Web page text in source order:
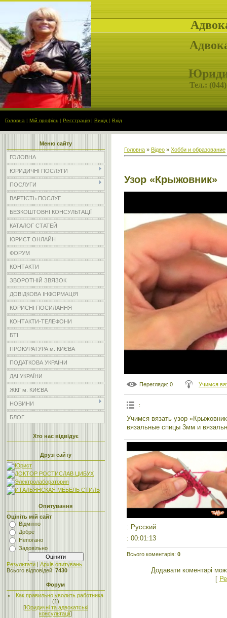
Тел.: (
Головна | Мій профіль | Реєстрація | Вихід | Вхід
Меню сайту
ГОЛОВНА
ЮРИДИЧНІ ПОСЛУГИ
ПОСЛУГИ
ВАРТІСТЬ ПОСЛУГ
БЕЗКОШТОВНІ КОНСУЛЬТАЦІЇ
КАТАЛОГ СТАТЕЙ
ЮРИСТ ОНЛАЙН
ФОРУМ
КОНТАКТИ
ЗВОРОТНІЙ ЗВЯЗОК
ДОВІДКОВА ІНФОРМАЦІЯ
КОРИСНІ ПОСИЛАННЯ
КОНТАКТИ-ТЕЛЕФОНИ
БТІ
ПРОКУРАТУРА м. КИЄВА
ПОДАТКОВА УКРАЇНИ
ДАІ УКРАЇНИ
ЖКГ м. КИЄВА
НОВИНИ
БЛОГ
Хто нас відвідує
Друзі сайту
Опитування
Оцініть мій сайт
Відмінно
Добре
Непогано
Задовільно
Результати | Архів опитувань
Всього відповідей: 7430
Форум
Как правильно уволить работника
(1)
[Юридичні та адвокатські
консультації]
Головна » Відео » Хобби и образование
Узор «Крыжовник»
Перегляди: 0 Учимся
:
Учимся вязать узор
вязальные спицы 3мм и
: Русский
: 00:01:13
Всього коментарів: 0
Додавати коментарі
[